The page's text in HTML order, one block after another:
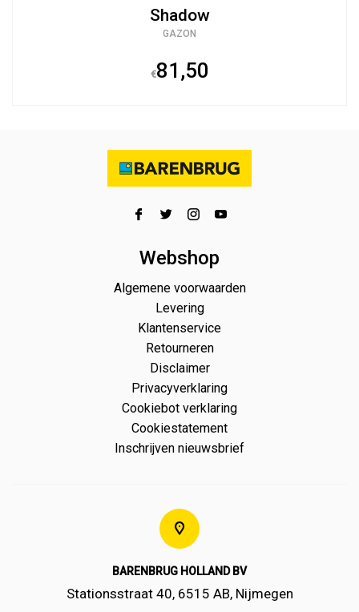
Shadow
GAZON
€81,50
Webshop
Algemene voorwaarden
Levering
Klantenservice
Retourneren
Disclaimer
Privacyverklaring
Cookiebot verklaring
Cookiestatement
Inschrijven nieuwsbrief
BARENBRUG HOLLAND BV
Stationsstraat 40, 6515 AB, Nijmegen